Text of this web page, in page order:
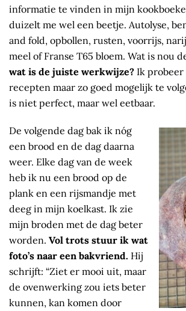
informatie te vinden in mijn
duizelt me wel een beetje. Autolyse,
and fold, opbollen, rusten, voorrijs,
meel of Franse T65 bloem. Wat is nou
wat is de juiste werkwijze? Ik probeer
recepten maar zo goed mogelijk te
is niet perfect, maar wel eetbaar.
De volgende dag bak ik nóg
een brood en de dag daarna
weer. Elke dag van de week
heb ik nu een brood op de
plank en een rijsmandje met
deeg in mijn koelkast. Ik zie
mijn broden met de dag beter
worden. Vol trots stuur ik wat
foto’s naar een bakvriend. Hij
schrijft: “Ziet er mooi uit, maar
de ovenwerking zou iets beter
kunnen, kan komen door